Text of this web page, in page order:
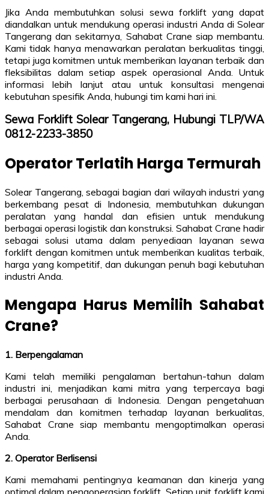
Jika Anda membutuhkan solusi sewa forklift yang dapat
diandalkan untuk mendukung operasi industri Anda di Solear
Tangerang dan sekitarnya, Sahabat Crane siap membantu.
Kami tidak hanya menawarkan peralatan berkualitas tinggi,
tetapi juga komitmen untuk memberikan layanan terbaik dan
fleksibilitas dalam setiap aspek operasional Anda. Untuk
informasi lebih lanjut atau untuk konsultasi mengenai
kebutuhan spesifik Anda, hubungi tim kami hari ini.
Sewa Forklift Solear Tangerang, Hubungi TLP/WA
0812-2233-3850
Operator Terlatih Harga Termurah
Solear Tangerang, sebagai bagian dari wilayah industri yang
berkembang pesat di Indonesia, membutuhkan dukungan
peralatan yang handal dan efisien untuk mendukung
berbagai operasi logistik dan konstruksi. Sahabat Crane hadir
sebagai solusi utama dalam penyediaan layanan sewa
forklift dengan komitmen untuk memberikan kualitas terbaik,
harga yang kompetitif, dan dukungan penuh bagi kebutuhan
industri Anda.
Mengapa Harus Memilih Sahabat
Crane?
1. Berpengalaman
Kami telah memiliki pengalaman bertahun-tahun dalam
industri ini, menjadikan kami mitra yang terpercaya bagi
berbagai perusahaan di Indonesia. Dengan pengetahuan
mendalam dan komitmen terhadap layanan berkualitas,
Sahabat Crane siap membantu mengoptimalkan operasi
Anda.
2. Operator Berlisensi
Kami memahami pentingnya keamanan dan kinerja yang
optimal dalam pengoperasian forklift. Setiap unit forklift kami